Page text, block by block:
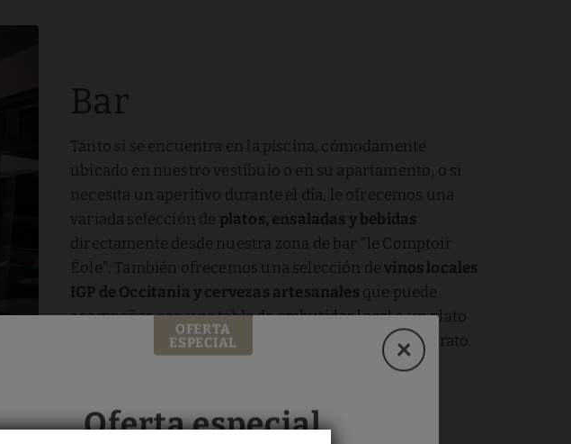
Bar
Tanto si se encuentra en la piscina, cómodamente
ubicado en nuestro vestíbulo o en su apartamento, o si
necesita un aperitivo durante el día, le ofrecemos una
variada selección de platos, ensaladas y bebidas
directamente desde nuestra zona de bar "le Comptoir
Éole". También ofrecemos una selección devinos locales
IGP de Occitania y cervezas artesanales que puede
acompañar con una tabla de embutidos local o un plato
de quesos franceses. Sólo tienes que pasar un buen rato.
OFERTA
ESPECIAL
Oferta especial